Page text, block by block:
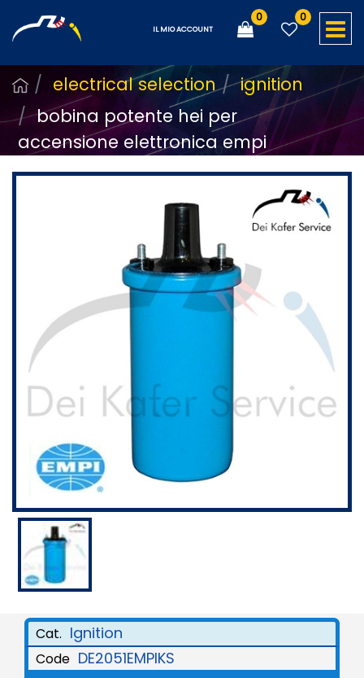
IL MIO ACCOUNT
0 0
electrical selection
ignition
bobina potente hei per
accensione elettronica empi
Cat. Ignition
Code DE2051EMPIKS